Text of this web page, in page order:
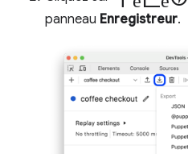
panneau Enregistreur.